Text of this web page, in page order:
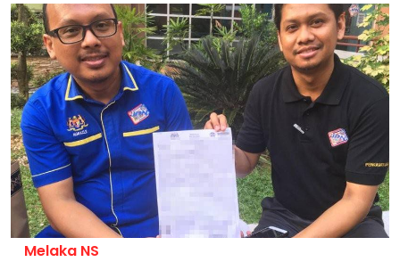
meningkatkan rasa cinta kepada...
Melaka NS